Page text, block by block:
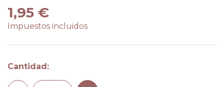
1,95 €
Impuestos incluidos
Cantidad: